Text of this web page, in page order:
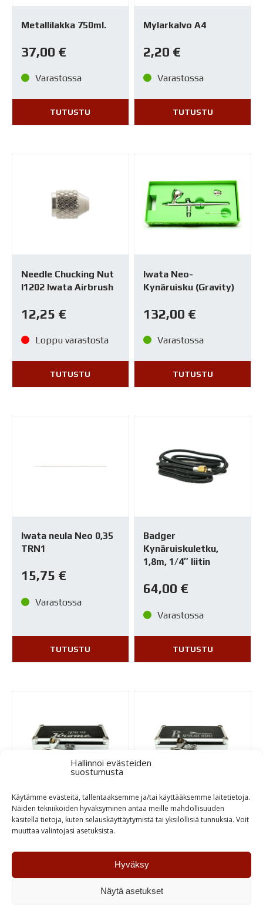
Hallinnoi evästeiden
suostumusta
Käytämme evästeitä, tallentaaksemme ja/tai käyttääksemme laitetietoja.
Näiden tekniikoiden hyväksyminen antaa meille mahdollisuuden
käsitellä tietoja, kuten selauskäyttäytymistä tai yksilöllisiä tunnuksia. Voit
muuttaa valintojasi asetuksista.
Hyväksy
Näytä asetukset
Metallilakka 750ml.
37,00 €
Varastossa
TUTUSTU
Mylarkalvo A4
2,20 €
Varastossa
TUTUSTU
Needle Chucking Nut
I1202 Iwata Airbrush
12,25 €
Loppu varastosta
TUTUSTU
Iwata Neo-
Kynäruisku (Gravity)
132,00 €
Varastossa
TUTUSTU
Iwata neula Neo 0,35
TRN1
15,75 €
Varastossa
TUTUSTU
Badger
Kynäruiskuletku,
1,8m, 1/4″ liitin
64,00 €
Varastossa
TUTUSTU
Badger Renegade
Krome
224,00€
Loppu varastosta
Badger Renegade
R1V Velocity
210,00€
Varastossa